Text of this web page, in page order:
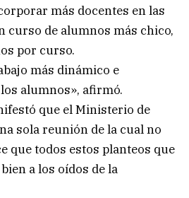
más docentes en las
curso de alumnos más chico,
por curso.
más dinámico e
alumnos», afirmó.
que el Ministerio de
sola reunión de la cual no
que todos estos planteos que
a los oídos de la